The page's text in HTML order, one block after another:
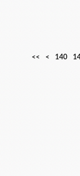
<< <
1
1
1
1
140